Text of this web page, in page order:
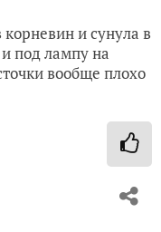
и сунула в
под лампу на
вообще плохо